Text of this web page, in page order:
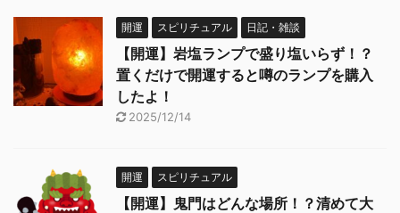
開運 スピリチュアル 日記・雑談
【開運】岩塩ランプで盛り塩いらず！？
置くだけで開運すると噂のランプを購入
したよ！
2025/12/14
開運 スピリチュアル
【開運】鬼門はどんな場所！？清めて大